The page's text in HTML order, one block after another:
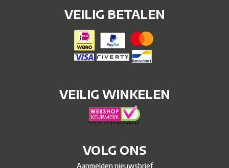
VEILIG BETALEN
VEILIG WINKELEN
VOLG ONS
Aanmelden nieuwsbrief